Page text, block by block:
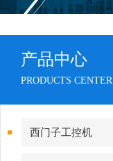
产品中心
PRODUCTS CENTER
西门子工控机